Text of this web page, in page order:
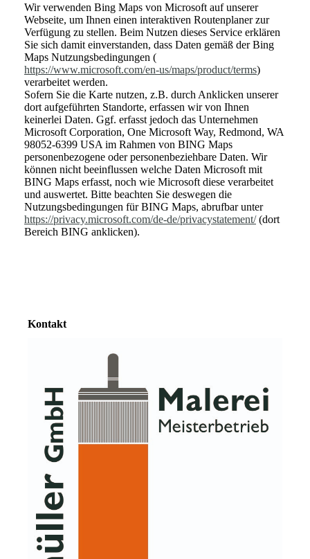
Wir verwenden Bing Maps von Microsoft auf unserer
Webseite, um Ihnen einen interaktiven Routenplaner zur
Verfügung zu stellen. Beim Nutzen dieses Service erklären
Sie sich damit einverstanden, dass Daten gemäß der Bing
Maps Nutzungsbedingungen (
https://www.microsoft.com/en-us/maps/product/terms)
verarbeitet werden.
Sofern Sie die Karte nutzen, z.B. durch Anklicken unserer
dort aufgeführten Standorte, erfassen wir von Ihnen
keinerlei Daten. Ggf. erfasst jedoch das Unternehmen
Microsoft Corporation, One Microsoft Way, Redmond, WA
98052-6399 USA im Rahmen von BING Maps
personenbezogene oder personenbeziehbare Daten. Wir
können nicht beeinflussen welche Daten Microsoft mit
BING Maps erfasst, noch wie Microsoft diese verarbeitet
und auswertet. Bitte beachten Sie deswegen die
Nutzungsbedingungen für BING Maps, abrufbar unter
https://privacy.microsoft.com/de-de/privacystatement/(dort
Bereich BING anklicken).
Kontakt